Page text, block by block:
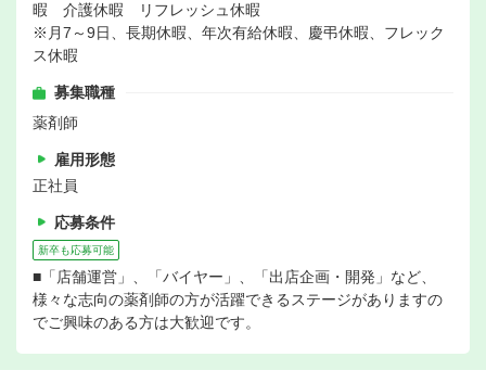
暇 介護休暇 リフレッシュ休暇
※月7～9日、長期休暇、年次有給休暇、慶弔休暇、フレック
ス休暇
募集職種
薬剤師
雇用形態
正社員
応募条件
新卒も応募可能
■「店舗運営」、「バイヤー」、「出店企画・開発」など、
様々な志向の薬剤師の方が活躍できるステージがありますの
でご興味のある方は大歓迎です。